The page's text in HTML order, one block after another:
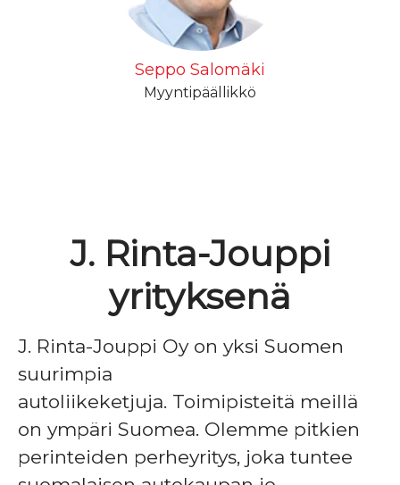
Seppo Salomäki
Myyntipäällikkö
J. Rinta-Jouppi
yrityksenä
J. Rinta-Jouppi Oy on yksi Suomen
suurimpia
autoliikeketjuja. Toimipisteitä meillä
on ympäri Suomea. Olemme pitkien
perinteiden perheyritys, joka tuntee